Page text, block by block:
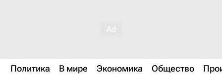
Политика В мире Экономика Общество